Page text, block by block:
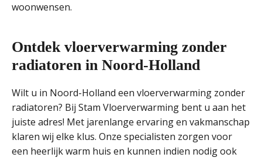
woonwensen.
Ontdek vloerverwarming zonder
radiatoren in Noord-Holland
Wilt u in Noord-Holland een vloerverwarming zonder
radiatoren? Bij Stam Vloerverwarming bent u aan het
juiste adres! Met jarenlange ervaring en vakmanschap
klaren wij elke klus. Onze specialisten zorgen voor
een heerlijk warm huis en kunnen indien nodig ook